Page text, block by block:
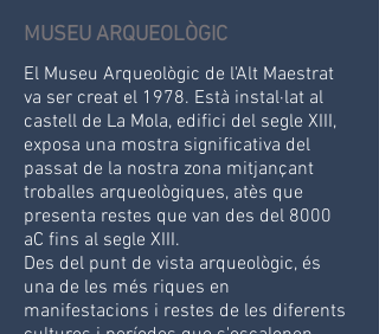
MUSEU ARQUEOLÒGIC
El Museu Arqueològic de l'Alt Maestrat
va ser creat el 1978. Està instal·lat al
castell de La Mola, edifici del segle XIII,
exposa una mostra significativa del
passat de la nostra zona mitjançant
troballes arqueològiques, atès que
presenta restes que van des del 8000
aC fins al segle XIII.
Des del punt de vista arqueològic, és
una de les més riques en
manifestacions i restes de les diferents